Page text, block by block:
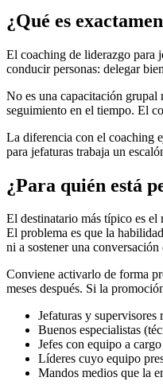
¿Qué es
El coaching de liderazgo para
conducir personas: delegar
No es una capacitación grupal
seguimiento en el tiempo. El
La diferencia con el coaching
para jefaturas trabaja un
¿Para quién está
El destinatario más típico es el
El problema es que la
ni a sostener una
Conviene activarlo de forma
meses después. Si la
Jefaturas y supervisores
Buenos especialistas
Jefes con equipo a
Líderes cuyo equipo
Mandos medios que la